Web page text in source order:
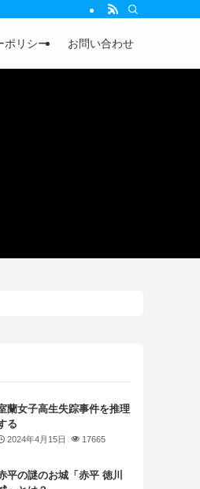
ポリシー お問い合わせ
蘭女子高生失踪事件を推理
る
2024年4月15日 17665
平の謎のお城「赤平 徳川